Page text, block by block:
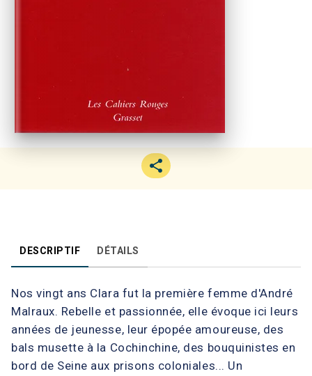
DESCRIPTIF DÉTAILS
Nos vingt ans Clara fut la première femme d'André
Malraux. Rebelle et passionnée, elle évoque ici leurs
années de jeunesse, leur épopée amoureuse, des
bals musette à la Cochinchine, des bouquinistes en
bord de Seine aux prisons coloniales... Un